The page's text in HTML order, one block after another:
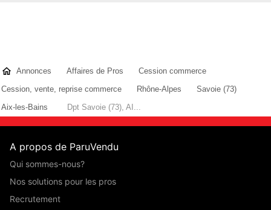
Annonces Affaires de Pros
Cession commerce
Cession, vente, reprise commerce
Rhône-Alpes
Savoie (73)
Aix-les-Bains
Dpt Savoie (73), AI...
A propos de ParuVendu
Qui sommes-nous?
Nos solutions pour les pros
Recrutement